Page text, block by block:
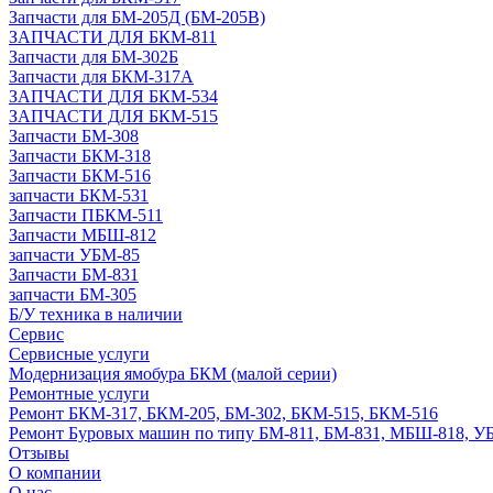
Запчасти для БМ-205Д (БМ-205В)
ЗАПЧАСТИ ДЛЯ БКМ-811
Запчасти для БМ-302Б
Запчасти для БКМ-317А
ЗАПЧАСТИ ДЛЯ БКМ-534
ЗАПЧАСТИ ДЛЯ БКМ-515
Запчасти БМ-308
Запчасти БКМ-318
Запчасти БКМ-516
запчасти БКМ-531
Запчасти ПБКМ-511
Запчасти МБШ-812
запчасти УБМ-85
Запчасти БМ-831
запчасти БМ-305
Б/У техника в наличии
Сервис
Сервисные услуги
Модернизация ямобура БКМ (малой серии)
Ремонтные услуги
Ремонт БКМ-317, БКМ-205, БМ-302, БКМ-515, БКМ-516
Ремонт Буровых машин по типу БМ-811, БМ-831, МБШ-818,
Отзывы
О компании